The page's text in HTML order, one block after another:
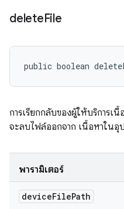
deleteFile
public boolean
การเรียกกลับของผู้ให้บริการเ
จะลบไฟล์ออกจาก เนื้อหาใน
พารามิเตอร์
deviceFilePath